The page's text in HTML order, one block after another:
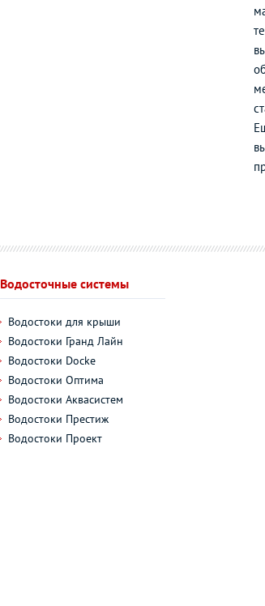
Водосточные системы
Водостоки для крыши
Водостоки Гранд Лайн
Водостоки Docke
Водостоки Оптима
Водостоки Аквасистем
Водостоки Престиж
Водостоки Проект